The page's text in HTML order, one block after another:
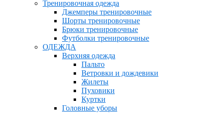
Тренировочная одежда
Джемперы тренировочные
Шорты тренировочные
Брюки тренировочные
Футболки тренировочные
ОДЕЖДА
Верхняя одежда
Пальто
Ветровки и дождевики
Жилеты
Пуховики
Куртки
Головные уборы